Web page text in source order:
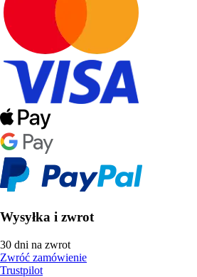
Wysyłka i zwrot
30 dni na zwrot
Zwróć zamówienie
Trustpilot